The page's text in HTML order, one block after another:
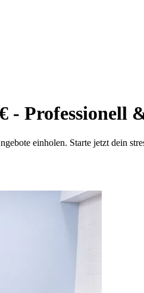
- Professionell
einholen. Starte jetzt dein